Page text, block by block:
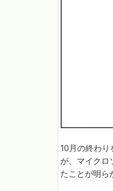
10月の終わ
が、マイクロ
たことが明ら